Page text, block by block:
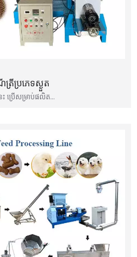
ប្រភេទស្ងួត
ប្រើសម្រាប់ផលិត…